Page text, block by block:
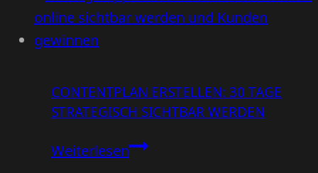
CONTENTPLAN ERSTELLEN: 30 TAGE
STRATEGISCH SICHTBAR WERDEN
WeiterlesenContentplan